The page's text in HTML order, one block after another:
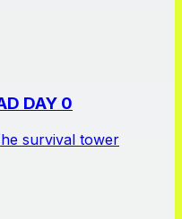
DAY 0
survival tower